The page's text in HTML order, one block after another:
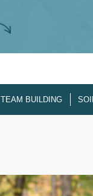
TEAM BUILDING